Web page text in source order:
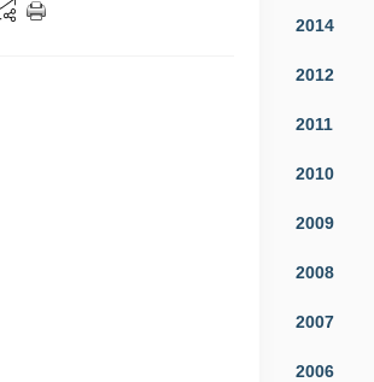
2014
2012
2011
2010
2009
2008
2007
2006